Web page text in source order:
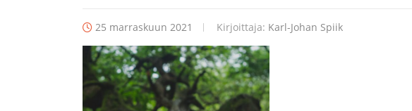
25 marraskuun 2021 Kirjoittaja: Karl-Johan Spiik